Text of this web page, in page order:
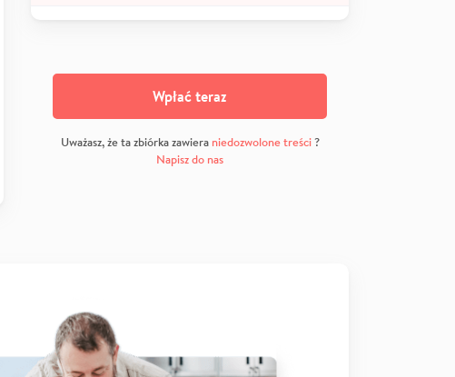
Wpłać teraz
Uważasz, że ta zbiórka zawiera niedozwolone treści?
Napisz do nas